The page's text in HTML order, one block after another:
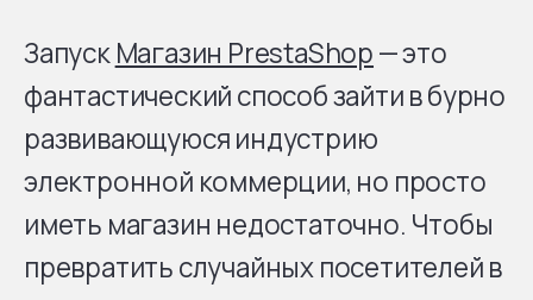
ЗапускМагазин PrestaShop— это
фантастический способ зайти в бурно
развивающуюся индустрию
электронной коммерции, но просто
иметь магазин недостаточно. Чтобы
превратить случайных посетителей в